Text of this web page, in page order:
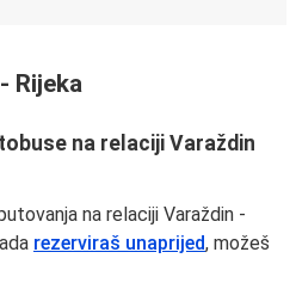
Rijeka
na relaciji Varaždin
na relaciji Varaždin -
rezerviraš unaprijed, možeš